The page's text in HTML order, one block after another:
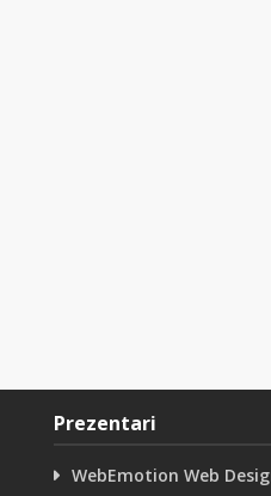
Prezentari
WebEmotion Web